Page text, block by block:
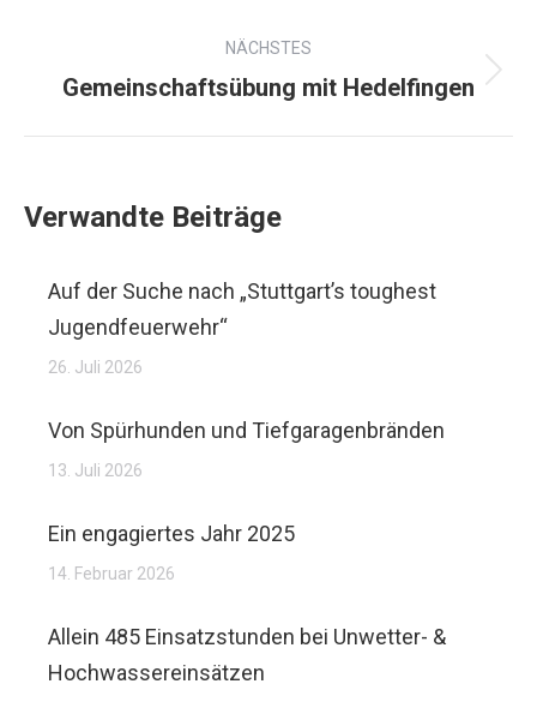
NÄCHSTES
Gemeinschaftsübung mit Hedelfingen
Verwandte Beiträge
Auf der Suche nach „Stuttgart’s toughest
Jugendfeuerwehr“
26. Juli 2026
Von Spürhunden und Tiefgaragenbränden
13. Juli 2026
Ein engagiertes Jahr 2025
14. Februar 2026
Allein 485 Einsatzstunden bei Unwetter- &
Hochwassereinsätzen